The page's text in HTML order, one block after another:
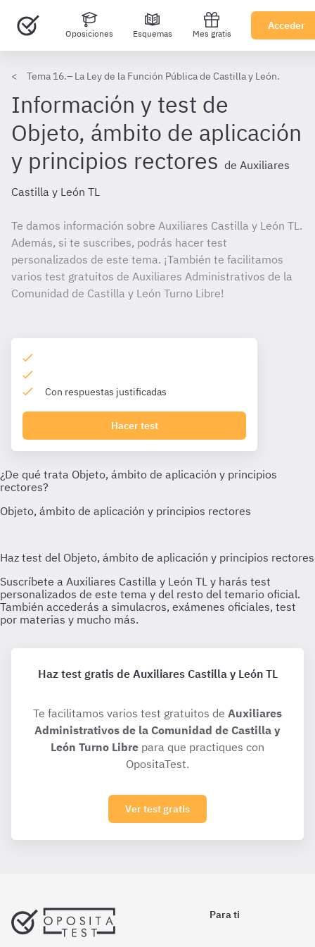
Oposiciones Esquemas Mes gratis
Acceder
Tema 16.– La Ley de la Función Pública de Castilla y León.
Información y test de
Objeto, ámbito de aplicación
y principios rectores de Auxiliares
Castilla y León TL
Te damos información sobre Auxiliares Castilla y León TL.
Además, si te suscribes, podrás hacer test
personalizados de este tema. ¡También te facilitamos
varios test gratuitos de Auxiliares Administrativos de la
Comunidad de Castilla y León Turno Libre!
Con respuestas justificadas
Hacer test
Haz test gratis de Auxiliares Castilla y León TL
Te facilitamos varios test gratuitos de Auxiliares
Administrativos de la Comunidad de Castilla y
León Turno Libre para que practiques con
OpositaTest.
Ver test gratis
Para ti